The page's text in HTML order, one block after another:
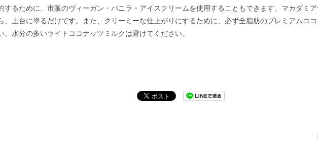
するために、市販のヴィーガン・バニラ・アイスクリームを使用することもできます。マカダミ
、土台に塗るだけです。また、クリーミーな仕上がりにするために、必ず全脂肪のプレミアムコ
。水分の多いライトココナッツミルクは避けてください。